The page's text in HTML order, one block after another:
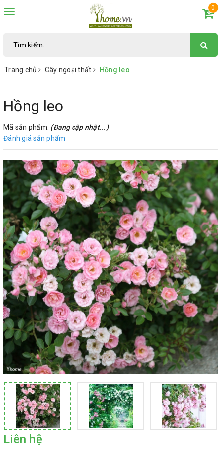
Toggle
0
Trang chủ Cây ngoại thất Hồng leo
Hồng leo
Mã sản phẩm: (Đang cập nhật...)
Đánh giá sản phẩm
Liên hệ